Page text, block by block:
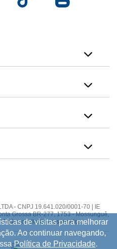
- CNPJ 19.641.020/0001-70 | IE
Grossa BR-277, 1753 - Mossunguê,
os direitos reservados.
de visitas para melhorar
Ao continuar navegando,
Política de Privacidade.